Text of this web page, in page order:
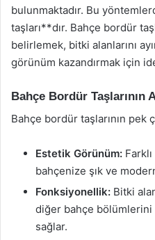
bulunmaktadır. Bu
taşları**dır. Bahçe bordür
belirlemek, bitki alanlarını
görünüm kazandırmak için
Bahçe Bordür Taşlarının
Bahçe bordür taşlarının pek
Estetik Görünüm:
bahçenize şık ve
Fonksiyonellik: Bitki
diğer bahçe bölümlerini
sağlar.